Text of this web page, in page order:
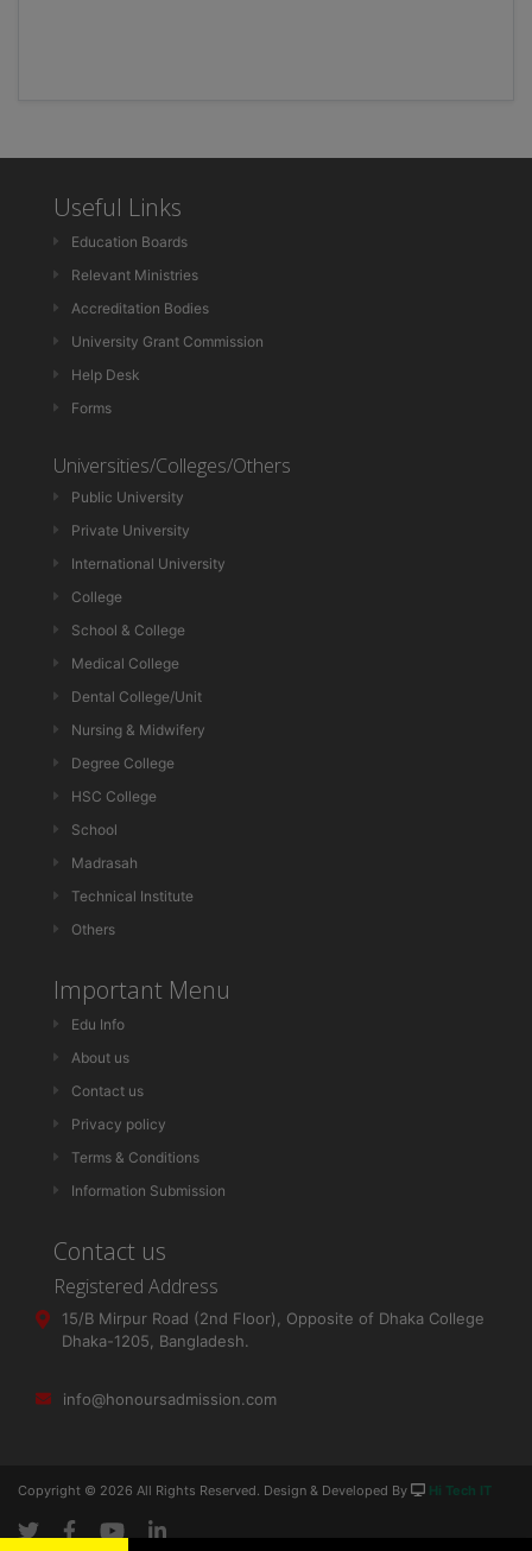
Useful Links
Education Boards
Relevant Ministries
Accreditation Bodies
University Grant Commission
Help Desk
Forms
Universities/Colleges/Others
Public University
Private University
International University
College
School & College
Medical College
Dental College/Unit
Nursing & Midwifery
Degree College
HSC College
School
Madrasah
Technical Institute
Others
Important Menu
Edu Info
About us
Contact us
Privacy policy
Terms & Conditions
Information Submission
Contact us
Registered Address
15/B Mirpur Road (2nd Floor), Opposite of Dhaka College
Dhaka-1205, Bangladesh.
info@honoursadmission.com
Copyright © 2026 All Rights Reserved. Design & Developed By Hi Tech IT